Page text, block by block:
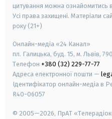
цитування можна ознайомитись
Усі права захищені. Матеріали
року (21+)
Онлайн-медіа «24 Канал»
пл. Галицька, буд. 15, м. Львів,
Телефон +380 (32) 229-77-77
Адреса електронної пошти —
Ідентифікатор онлайн-медіа в
R40-06057
© 2005—2026, ПрАТ